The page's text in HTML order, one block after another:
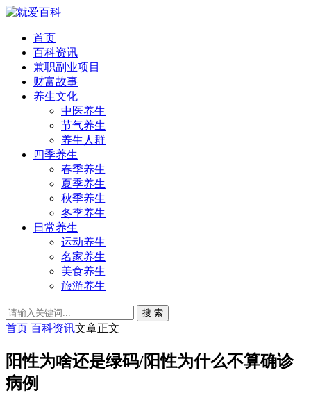
首页
百科资讯
兼职副业项目
财富故事
养生文化
中医养生
节气养生
养生人群
四季养生
春季养生
夏季养生
秋季养生
冬季养生
日常养生
运动养生
名家养生
美食养生
旅游养生
搜 索
首页 百科资讯文章正文
阳性为啥还是绿码/阳性为什么不算确诊
病例